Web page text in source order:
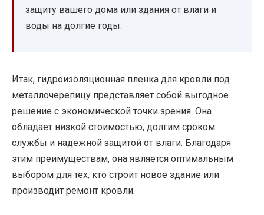
защиту вашего дома или здания от влаги и
воды на долгие годы.
Итак, гидроизоляционная пленка для кровли под
металлочерепицу представляет собой выгодное
решение с экономической точки зрения. Она
обладает низкой стоимостью, долгим сроком
службы и надежной защитой от влаги. Благодаря
этим преимуществам, она является оптимальным
выбором для тех, кто строит новое здание или
производит ремонт кровли.